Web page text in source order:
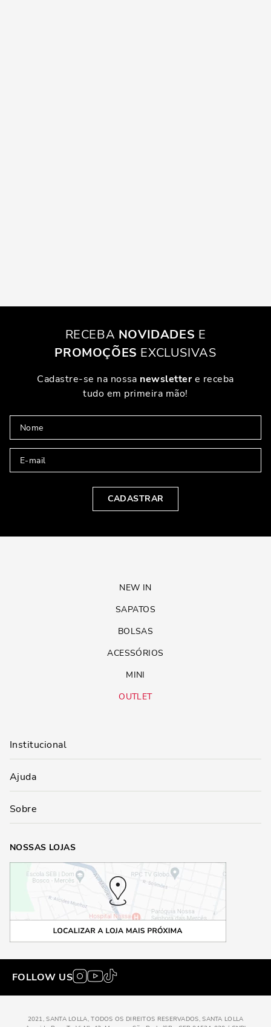
RECEBA NOVIDADES E
PROMOÇÕES EXCLUSIVAS
Cadastre-se na nossa newslettere receba
tudo em primeira mão!
CADASTRAR
NEW IN
SAPATOS
BOLSAS
ACESSÓRIOS
MINI
OUTLET
Institucional
Ajuda
Sobre
NOSSAS LOJAS
FOLLOW US
2021, SANTA LOLLA, TODOS OS DIREITOS RESERVADOS, SANTA LOLLA